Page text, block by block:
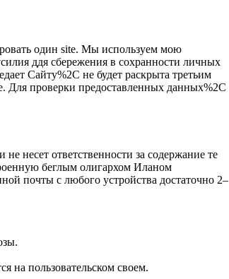
один site. Мы используем мою
ддя сбережения в сохранности личных
Сайту%2C не будет раскрыта третьим
Для проверки предоставленных данных%2C
несет ответственности за содержание те
беглым олигархом Иланом
почты с любого устройства достаточно 2–
на пользовательском своем.